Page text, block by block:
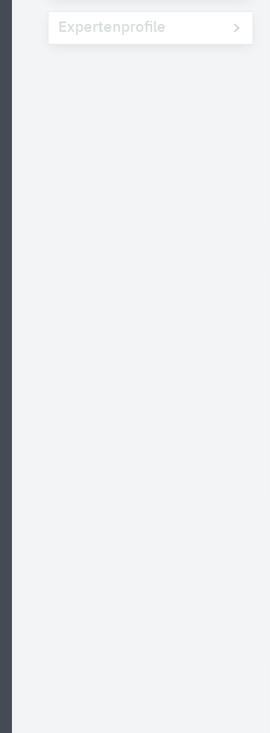
Expertenprofile